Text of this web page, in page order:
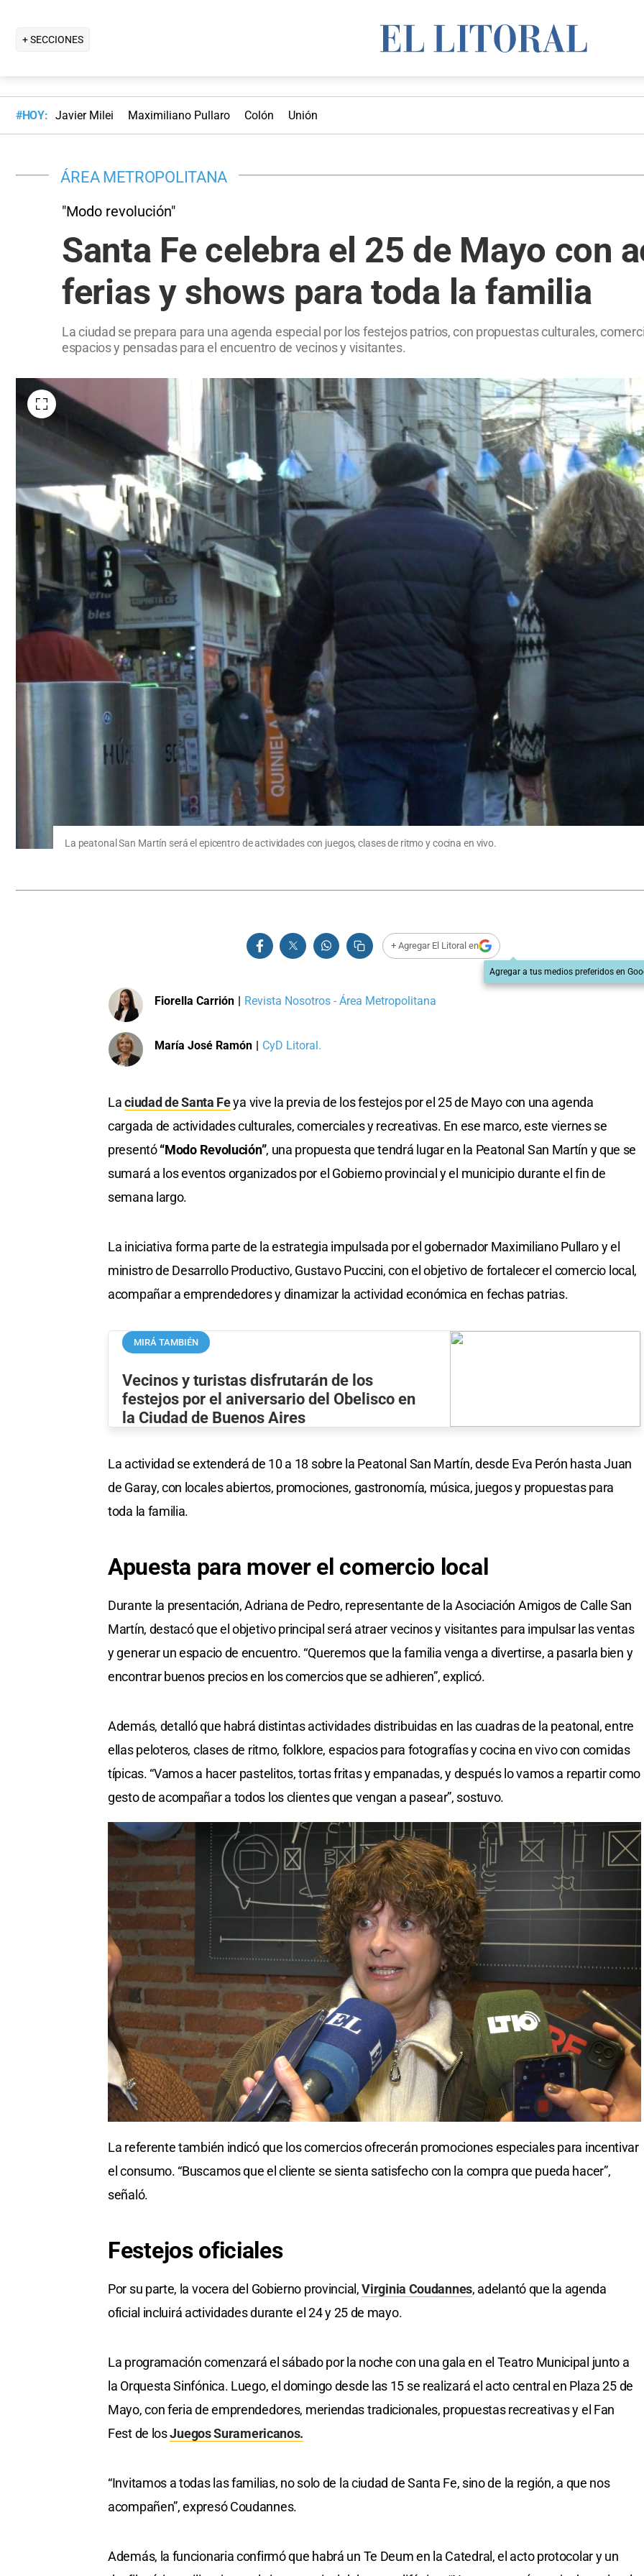
+ SECCIONES
#HOY: Javier Milei Maximiliano Pullaro Colón Unión
ÁREA METROPOLITANA
"Modo revolución"
Santa Fe celebra el 25 de Mayo con
ferias y shows para toda la familia
La ciudad se prepara para una agenda especial por los festejos patrios, con propuestas culturales,
espacios y pensadas para el encuentro de vecinos y visitantes.
La peatonal San Martín será el epicentro de actividades con juegos, clases de ritmo y cocina en vivo.
+ Agregar El Litoral en
Agregar a tus medios preferidos en
Fiorella Carrión | Revista Nosotros - Área Metropolitana
María José Ramón | CyD Litoral.
Laciudad de Santa Feya vive la previa de los festejos por el 25 de Mayo con una agenda
cargada de actividades culturales, comerciales y recreativas. En ese marco, este viernes se
presentó“Modo Revolución”, una propuesta que tendrá lugar en la Peatonal San Martín y que se
sumará a los eventos organizados por el Gobierno provincial y el municipio durante el fin de
semana largo.
La iniciativa forma parte de la estrategia impulsada por el gobernador Maximiliano Pullaro y el
ministro de Desarrollo Productivo, Gustavo Puccini, con el objetivo de fortalecer el comercio local,
acompañar a emprendedores y dinamizar la actividad económica en fechas patrias.
MIRÁ TAMBIÉN
Vecinos y turistas disfrutarán de los
festejos por el aniversario del Obelisco en
la Ciudad de Buenos Aires
La actividad se extenderá de 10 a 18 sobre la Peatonal San Martín, desde Eva Perón hasta Juan
de Garay, con locales abiertos, promociones, gastronomía, música, juegos y propuestas para
toda la familia.
Apuesta para mover el comercio local
Durante la presentación, Adriana de Pedro, representante de la Asociación Amigos de Calle San
Martín, destacó que el objetivo principal será atraer vecinos y visitantes para impulsar las ventas
y generar un espacio de encuentro. “Queremos que la familia venga a divertirse, a pasarla bien y
encontrar buenos precios en los comercios que se adhieren”, explicó.
Además, detalló que habrá distintas actividades distribuidas en las cuadras de la peatonal, entre
ellas peloteros, clases de ritmo, folklore, espacios para fotografías y cocina en vivo con comidas
típicas. “Vamos a hacer pastelitos, tortas fritas y empanadas, y después lo vamos a repartir como
gesto de acompañar a todos los clientes que vengan a pasear”, sostuvo.
La referente también indicó que los comercios ofrecerán promociones especiales para incentivar
el consumo. “Buscamos que el cliente se sienta satisfecho con la compra que pueda hacer”,
señaló.
Festejos oficiales
Por su parte, la vocera del Gobierno provincial,Virginia Coudannes, adelantó que la agenda
oficial incluirá actividades durante el 24 y 25 de mayo.
La programación comenzará el sábado por la noche con una gala en el Teatro Municipal junto a
la Orquesta Sinfónica. Luego, el domingo desde las 15 se realizará el acto central en Plaza 25 de
Mayo, con feria de emprendedores, meriendas tradicionales, propuestas recreativas y el Fan
Fest de losJuegos Suramericanos.
“Invitamos a todas las familias, no solo de la ciudad de Santa Fe, sino de la región, a que nos
acompañen”, expresó Coudannes.
Además, la funcionaria confirmó que habrá un Te Deum en la Catedral, el acto protocolar y un